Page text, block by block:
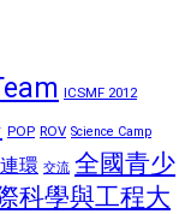
ICSMF 2012
POP ROV Science Camp
環 交流 全國青少
科學與工程大